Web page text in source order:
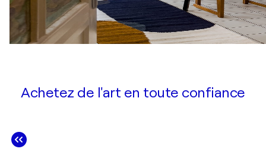
Achetez de l'art en toute confiance